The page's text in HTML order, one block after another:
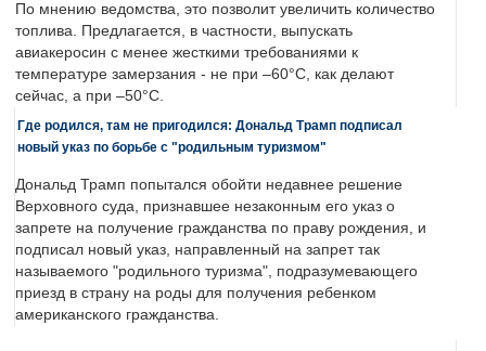
По мнению ведомства, это позволит увеличить количество
топлива. Предлагается, в частности, выпускать
авиакеросин с менее жесткими требованиями к
температуре замерзания - не при –60°C, как делают
сейчас, а при –50°C.
Где родился, там не пригодился: Дональд Трамп подписал
новый указ по борьбе с "родильным туризмом"
Дональд Трамп попытался обойти недавнее решение
Верховного суда, признавшее незаконным его указ о
запрете на получение гражданства по праву рождения, и
подписал новый указ, направленный на запрет так
называемого "родильного туризма", подразумевающего
приезд в страну на роды для получения ребенком
американского гражданства.